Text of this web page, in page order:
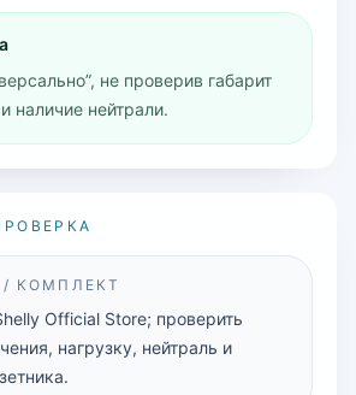
не проверив габарит
наличие нейтрали.
КОМПЛЕКТ
Official Store; проверить
нагрузку, нейтраль и